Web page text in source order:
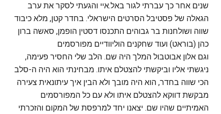
שנים אחר כך עברתי לגור באל.איי והגעתי לסקר את ערב
הגאלה של פסטיבל הסרטים הישראלי. בחדר קטן, מלא כיבוד
שווה ושולחנות בר גבוהים התכנסו דסטין הופמן, סאשה ברון
כהן (בוראט) ועוד שחקנים הוליוודיים מפורסמים
וגם אלון אבוטבול המלך היה שם. הלב שלי החסיר פעימה,
ניגשתי אליו וביקשתי להצטלם איתו. מבחינתי הוא היה ה-סלב
הכי שווה בחדר, הוא היה מובך ולא הבין איך עיתונאית צעירה
מבקשת דווקא להצטלם איתו ולא עם כל המפורסמים
האמיתיים שהיו שם. יצאנו יחד למרפסת של המקום והזכרתי